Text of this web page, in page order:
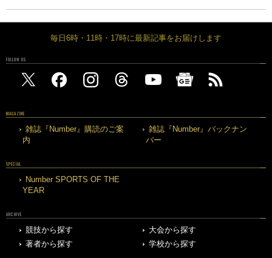
毎日6時・11時・17時に最新記事をお届けします
FOLLOW US
MAGAZINE
雑誌『Number』購読のご案
内
雑誌『Number』バックナン
バー
SPECIAL
Number SPORTS OF THE
YEAR
ARCHIVE
競技から探す
大会から探す
著者から探す
学校から探す